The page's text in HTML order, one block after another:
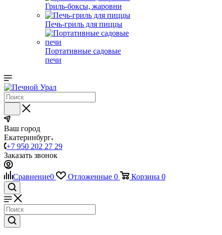
Гриль-боксы, жаровни
Печь-гриль для пиццы
Портативные садовые
печи
Ваш город
Екатеринбург
+7 950 202 27 29
Заказать звонок
Сравнение0 Отложенные 0 Корзина 0